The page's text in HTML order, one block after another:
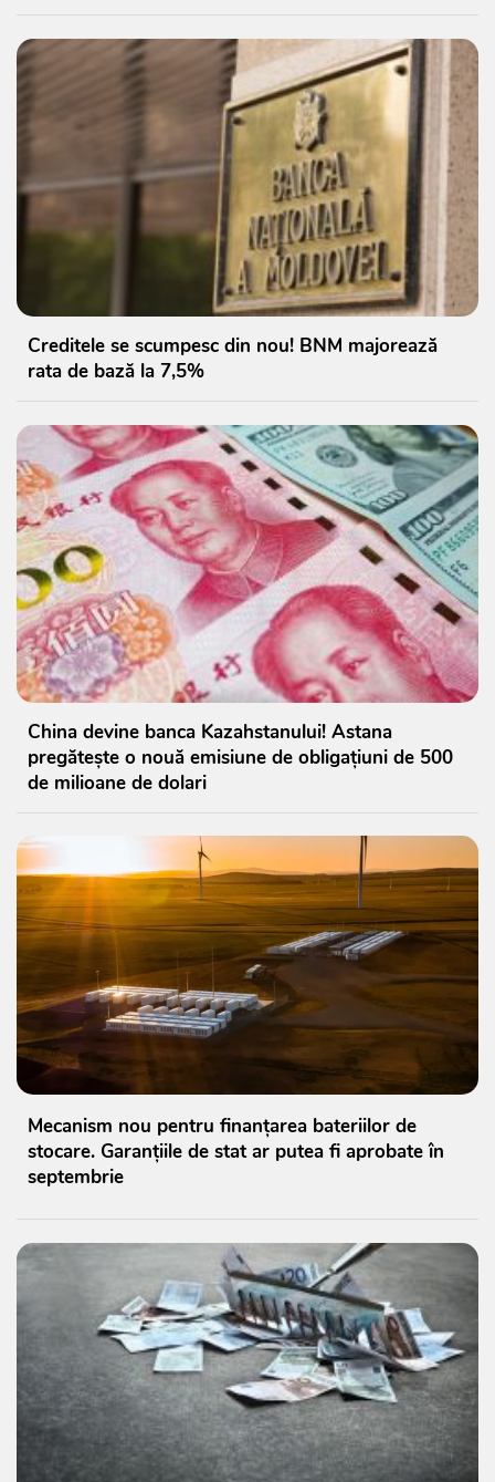
Creditele se scumpesc din nou! BNM majorează
rata de bază la 7,5%
China devine banca Kazahstanului! Astana
pregătește o nouă emisiune de obligațiuni de 500
de milioane de dolari
Mecanism nou pentru finanțarea bateriilor de
stocare. Garanțiile de stat ar putea fi aprobate în
septembrie